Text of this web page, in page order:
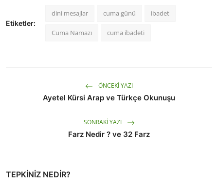
Etiketler:
dini mesajlar cuma günü ibadet
Cuma Namazı cuma ibadeti
ÖNCEKI YAZI
Ayetel Kürsi Arap ve Türkçe Okunuşu
SONRAKI YAZI
Farz Nedir ? ve 32 Farz
TEPKINIZ NEDIR?